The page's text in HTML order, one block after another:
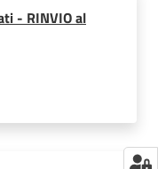
- RINVIO al